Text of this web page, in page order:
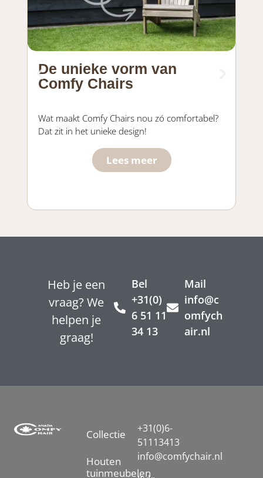
De unieke vorm van
Comfy Chairs
Wat maakt Comfy Chairs nou zó comfortabel?
Dat zit in het unieke design!
Lees meer
Heb je een
vraag? We
helpen je
graag!
Bel
+31(0)
6 51 11
34 13
Mail
info@c
omfych
air.nl
Collectie
Houten
tuinmeubelen
+31(0)6-
51113413
info@comfychair.nl